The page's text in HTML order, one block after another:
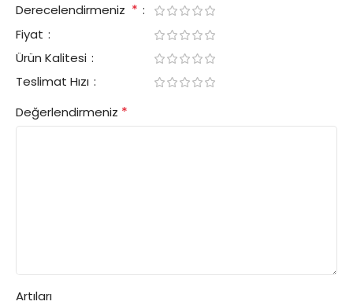
Derecelendirmeniz *
Fiyat
Ürün Kalitesi
Teslimat Hızı
Değerlendirmeniz *
Artıları